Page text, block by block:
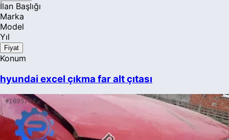
İlan Başlığı
Marka
Model
Yıl
Fiyat
Konum
hyundai excel çıkma far alt çıtası